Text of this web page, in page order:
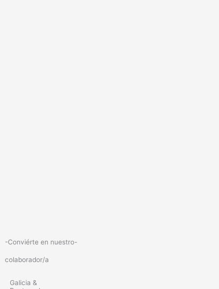
-Conviérte en nuestro-
colaborador/a
Galicia &